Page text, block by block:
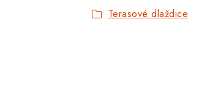
Terasové dlaždice